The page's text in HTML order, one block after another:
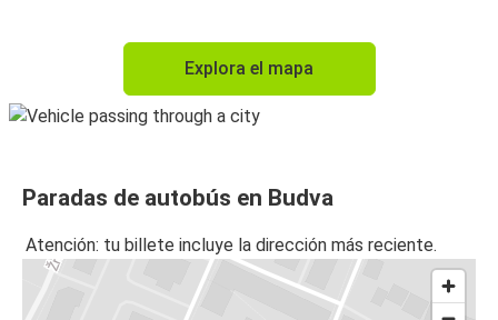
Explora el mapa
Paradas de autobús en Budva
Atención: tu billete incluye la dirección más reciente.